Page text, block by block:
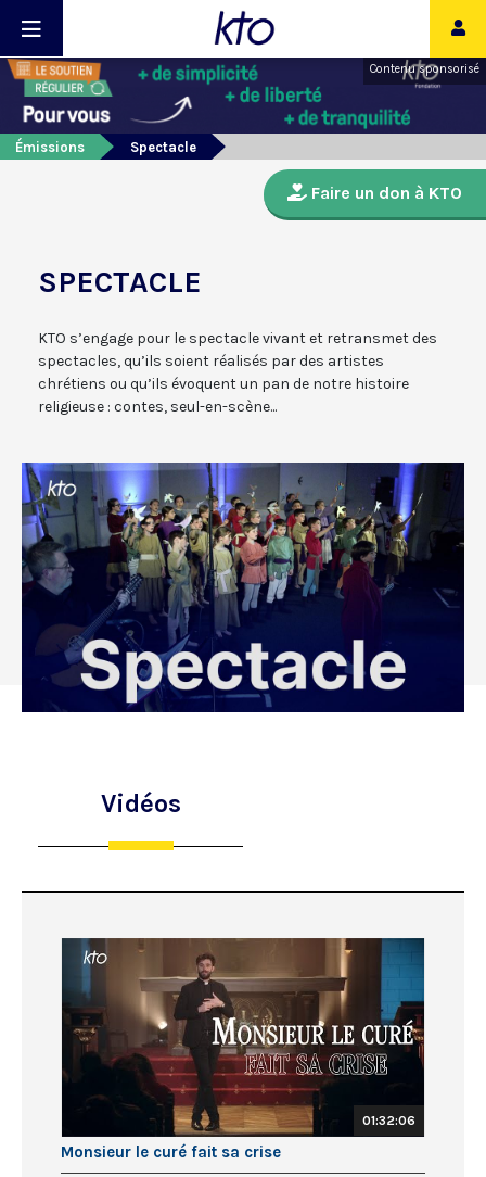
Contenu sponsorisé
Émissions Spectacle
Faire un don à KTO
SPECTACLE
KTO s’engage pour le spectacle vivant et retransmet des
spectacles, qu’ils soient réalisés par des artistes
chrétiens ou qu’ils évoquent un pan de notre histoire
religieuse : contes, seul-en-scène...
Vidéos
01:32:06
Monsieur le curé fait sa crise